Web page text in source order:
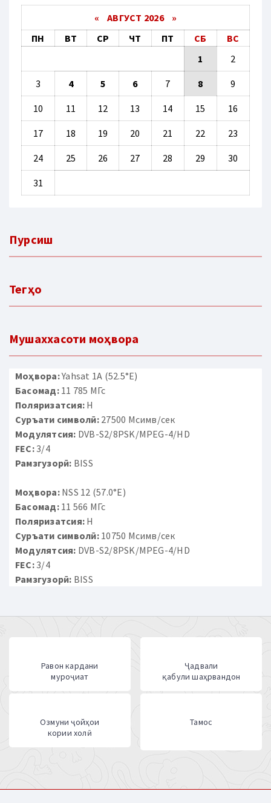
« АВГУСТ 2026 »
ПН
ВТ СР ЧТ ПТ СБ
ВС
1
2
3 4 5 6 7 8 9
10 11 12 13 14 15 16
17 18 19 20 21 22 23
24 25 26 27 28 29 30
31
Пурсиш
Тегҳо
Мушаххасоти моҳвора
Моҳвора:Yahsat 1A (52.5°E)
Басомад:11 785 МГс
Поляризатсия: H
Суръати символӣ:27500 Мсимв/сек
Модулятсия: DVB-S2/8PSK/MPEG-4/HD
FEC:3/4
Рамзгузорӣ: BISS
Моҳвора:NSS 12 (57.0°E)
Басомад:11 566 МГс
Поляризатсия: H
Суръати символӣ:10750 Мсимв/сек
Модулятсия: DVB-S2/8PSK/MPEG-4/HD
FEC:3/4
Рамзгузорӣ: BISS
Равон кардани
муроҷиат
Ҷадвали
қабули шаҳрвандон
Озмуни ҷойҳои
кории холӣ
Тамос